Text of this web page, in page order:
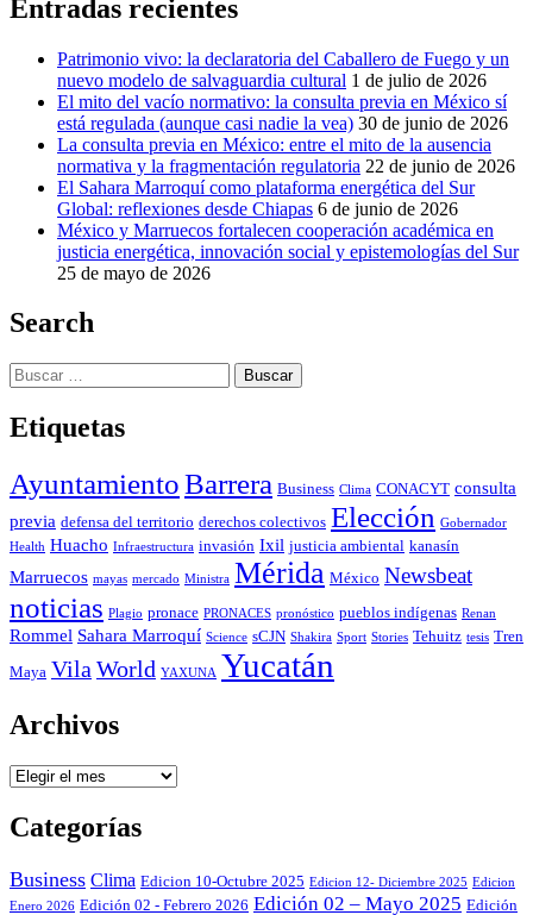
Entradas recientes
Patrimonio vivo: la declaratoria del Caballero de Fuego y un
nuevo modelo de salvaguardia cultural 1 de julio de 2026
El mito del vacío normativo: la consulta previa en México sí
está regulada (aunque casi nadie la vea) 30 de junio de 2026
La consulta previa en México: entre el mito de la ausencia
normativa y la fragmentación regulatoria 22 de junio de 2026
El Sahara Marroquí como plataforma energética del Sur
Global: reflexiones desde Chiapas 6 de junio de 2026
México y Marruecos fortalecen cooperación académica en
justicia energética, innovación social y epistemologías del Sur
25 de mayo de 2026
Search
Buscar:
Etiquetas
AyuntamientoBarrera Business Clima CONACYT consulta
previa defensa del territorio derechos colectivos Elección Gobernador
Health Huacho Infraestructura invasión Ixil justicia ambiental kanasín
Marruecos mayas mercado Ministra Mérida México Newsbeat
noticias Plagio pronace PRONACES pronóstico pueblos indígenas Renan
Rommel Sahara Marroquí Science sCJN Shakira Sport Stories Tehuitz tesis Tren
Maya Vila World YAXUNA Yucatán
Archivos
Archivos
Categorías
Business Clima Edicion 10-Octubre 2025 Edicion 12- Diciembre 2025 Edicion
Enero 2026 Edición 02 - Febrero 2026 Edición 02 – Mayo 2025 Edición